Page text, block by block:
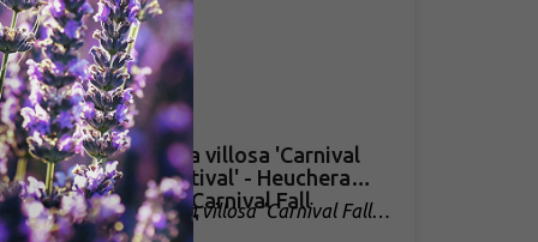
Dlužicha villosa 'Carnival
Fall Festival' - Heuchera
villosa 'Carnival Fall
Festival'
Heuchera villosa 'Carnival Fall
Festival'